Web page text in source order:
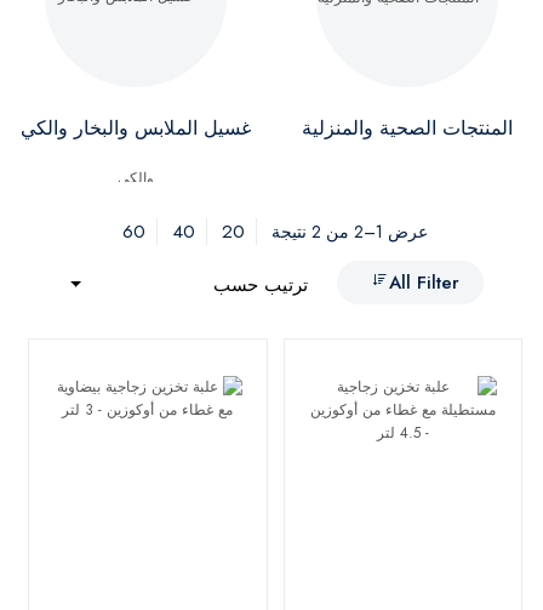
المنتجات الصحية والمنزلية غسيل الملابس والبخار والكي
عرض 1–2 من 2 نتيجة 20
40
60
All Filter
ترتيب حسب